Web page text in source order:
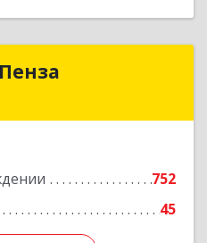
752
45
Бит, Пенза
Подробнее